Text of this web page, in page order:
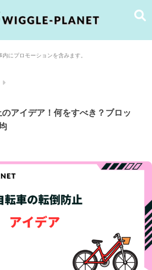
内にプロモーションを含みます。
アイデア！何をすべき？ブロッ